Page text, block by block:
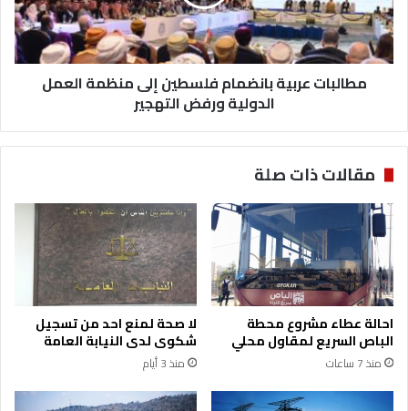
ت
ه
ا
ب
ة
ي
ا
م
ح
ا
ف
ظ
ا
ت
ع
ر
ب
ن
م
ا
م
ف
ل
س
ط
ي
ن
إ
مطالبات عربية بانضمام فلسطين إلى منظمة العمل
الدولية ورفض التهجير
مقالات ذات صلة
احالة عطاء مشروع محطة
الباص السريع لمقاول محلي
منذ 7 ساعات
لا صحة لمنع احد من تسجيل
شكوى لدى النيابة العامة
منذ 3 أيام